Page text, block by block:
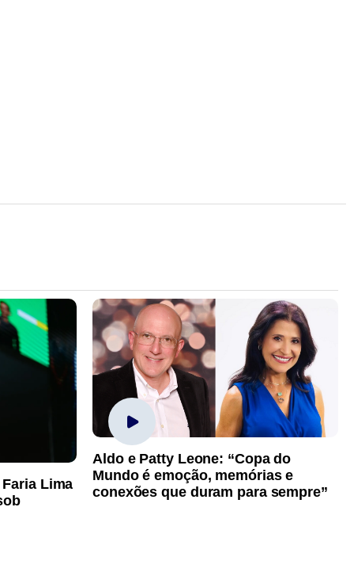
Lima
Aldo e Patty Leone: “Copa do
Mundo é emoção, memórias e
conexões que duram para sempre”